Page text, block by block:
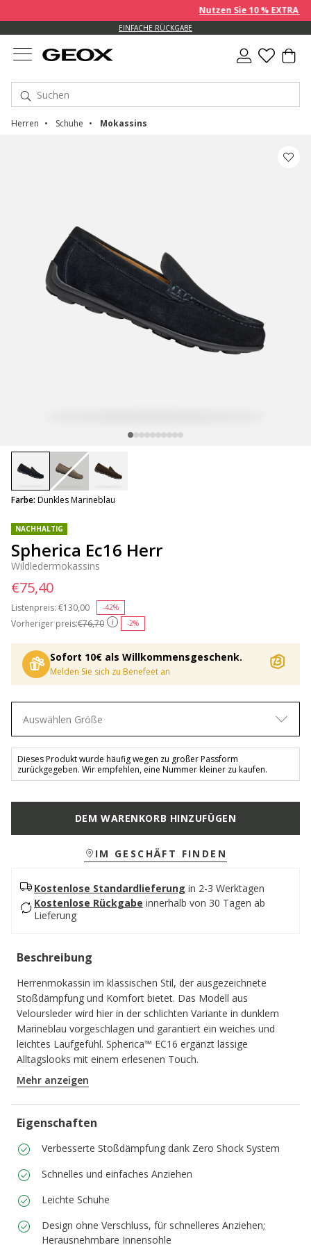
Nutzen Sie 10 % EXTRA
EINFACHE RÜCKGABE
Herren Schuhe Mokassins
NACHHALTIG
Spherica Ec16 Herr
Wildledermokassins
Vorheriger preis:€76,70 -2%
Listenpreis: Price reduced from
€130,00 -42%
€75,40
Sofort 10€ als Willkommensgeschenk.
Melden Sie sich zu Benefeet an
Farbe: Dunkles Marineblau
selected
Auswählen Größe
Dieses Produkt wurde häufig wegen zu großer Passform
zurückgegeben. Wir empfehlen, eine Nummer kleiner zu kaufen.
DEM WARENKORB HINZUFÜGEN
IM GESCHÄFT FINDEN
Kostenlose Standardlieferung in 2-3 Werktagen
Kostenlose Rückgabe innerhalb von 30 Tagen ab
Lieferung
Beschreibung
Herrenmokassin im klassischen Stil, der ausgezeichnete
Stoßdämpfung und Komfort bietet. Das Modell aus
Veloursleder wird hier in der schlichten Variante in dunklem
Marineblau vorgeschlagen und garantiert ein weiches und
leichtes Laufgefühl. Spherica™ EC16 ergänzt lässige
Alltagslooks mit einem erlesenen Touch.
PRODUKTCODE:
Mehr anzeigen
Eigenschaften
Verbesserte Stoßdämpfung dank Zero Shock System
Schnelles und einfaches Anziehen
Leichte Schuhe
Design ohne Verschluss, für schnelleres Anziehen;
Herausnehmbare Innensohle